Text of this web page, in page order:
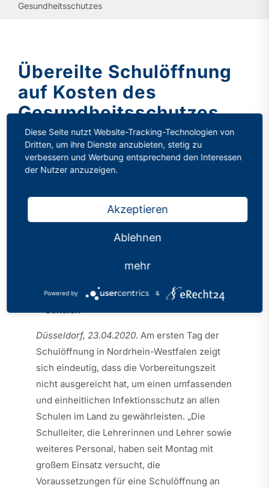
Gesundheitsschutzes
Übereilte Schulöffnung
auf Kosten des
Gesundheitsschutzes
Kategorien:Pressemitteilungen
Veröffentlicht: 23.04.2020
Notwendiger Infektionsschutz nicht an
allen Schulen vorhanden
freiwilligen Unterrichtsangebotes für
Abiturientinnen und Abiturienten an
Großes Engagement auf Seiten der
Schulen
Düsseldorf, 23.04.2020. Am ersten Tag der
Schulöffnung in Nordrhein-Westfalen zeigt
sich eindeutig, dass die Vorbereitungszeit
nicht ausgereicht hat, um einen umfassenden
und einheitlichen Infektionsschutz an allen
Schulen im Land zu gewährleisten. „Die
Schulleiter, die Lehrerinnen und Lehrer sowie
weiteres Personal, haben seit Montag mit
großem Einsatz versucht, die
Voraussetzungen für eine Schulöffnung an
Diese Seite nutzt Website-Tracking-Technologien von
Dritten, um ihre Dienste anzubieten, stetig zu
verbessern und Werbung entsprechend den Interessen
der Nutzer anzuzeigen.
Akzeptieren
Ablehnen
mehr
Powered by &